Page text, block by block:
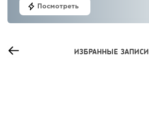
Посмотреть
ИЗБРАННЫЕ ЗАПИСИ